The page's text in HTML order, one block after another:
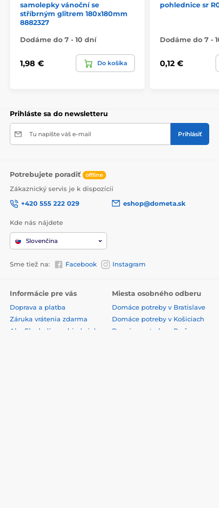
samolepky vánoční se
stříbrným glitrem 180x180mm
8882327
Dodáme do 7 - 10 dní
1,98 € Do košíka
pohlednice sr
Dodáme do 7 -
0,12 €
Prihláste sa do newsletteru
Tu napíšte váš e-mail Prihlásiť
Potrebujete poradiť offline
Zákaznický servis je k dispozícii
+420 555 222 029
eshop@dometa.sk
Kde nás nájdete
Slovenčina
Sme tiež na: Facebook Instagram
Informácie pre vás
Doprava a platba
Záruka vrátenia zdarma
Ako Eko balíme objednávky
Miesta osobného odberu
Domáce potreby v Bratislave
Domáce potreby v Košiciach
Domáce potreby v Prešove